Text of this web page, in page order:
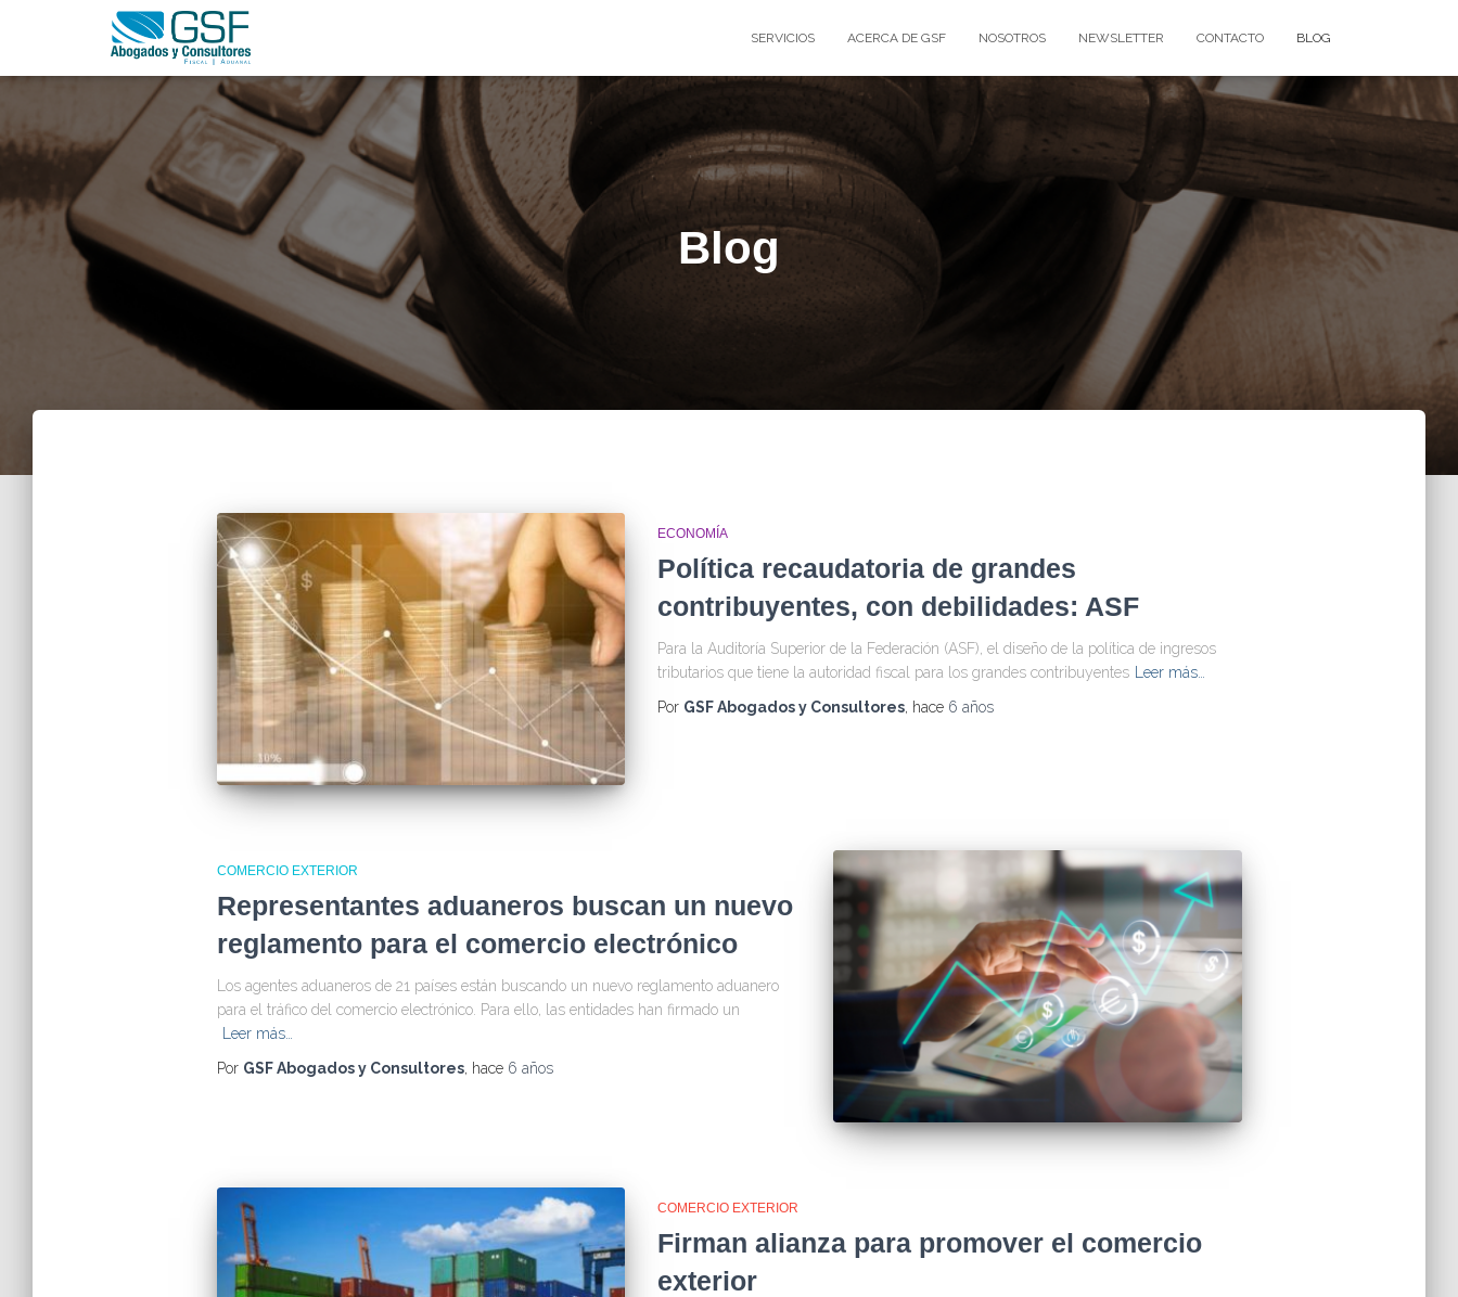
SERVICIOS ACERCA DE GSF NOSOTROS NEWSLETTER CONTACTO BLOG
Blog
ECONOMÍA
Política recaudatoria de grandes
contribuyentes, con debilidades: ASF
Para la Auditoría Superior de la Federación (ASF), el diseño de la política de ingresos
tributarios que tiene la autoridad fiscal para los grandes contribuyentes
Leer más…
Por GSF Abogados y Consultores, hace 6 años
COMERCIO EXTERIOR
Representantes aduaneros buscan un nuevo
reglamento para el comercio electrónico
Los agentes aduaneros de 21 países están buscando un nuevo reglamento aduanero
para el tráfico del comercio electrónico. Para ello, las entidades han firmado un
Leer más…
Por GSF Abogados y Consultores, hace 6 años
COMERCIO EXTERIOR
Firman alianza para promover el comercio
exterior